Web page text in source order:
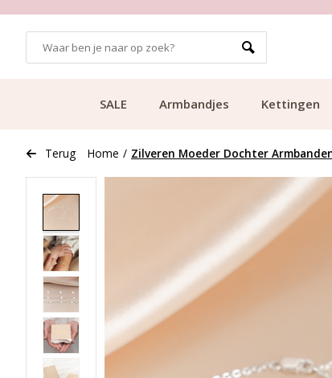
SALE Armbandjes Kettingen
Terug Home / Zilveren Moeder Dochter